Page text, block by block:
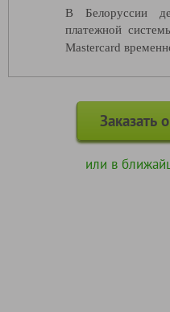
В Белоруссии
платежной
Mastercard
Заказать
или в